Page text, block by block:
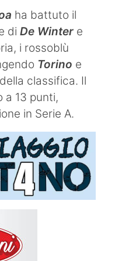
ha battuto il
di De Winter e
i rossoblù
Torino e
classifica. Il
a 13 punti,
in Serie A.